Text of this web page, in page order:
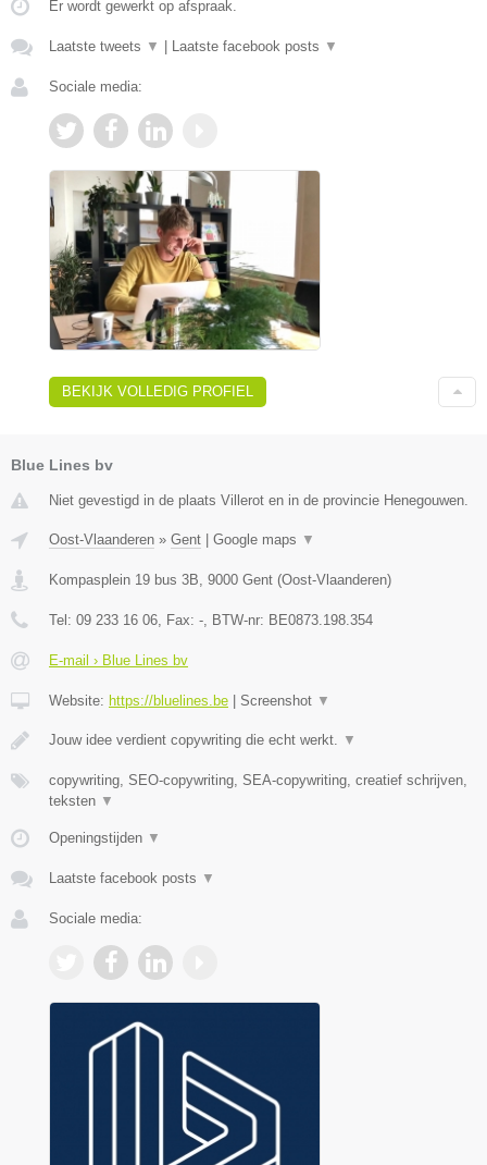
Er wordt gewerkt op afspraak.
Laatste tweets ▼ | Laatste facebook posts ▼
Sociale media:
BEKIJK VOLLEDIG PROFIEL
Blue Lines bv
Niet gevestigd in de plaats Villerot en in de provincie Henegouwen.
Oost-Vlaanderen » Gent Google maps ▼
Kompasplein 19 bus 3B, 9000 Gent (Oost-Vlaanderen)
Tel: 09 233 16 06, Fax: -, BTW-nr: BE0873.198.354
E-mail › Blue Lines bv
Website: https://bluelines.be Screenshot ▼
Jouw idee verdient copywriting die echt werkt. ▼
copywriting, SEO-copywriting, SEA-copywriting, creatief schrijven,
teksten ▼
Openingstijden ▼
Laatste facebook posts ▼
Sociale media: